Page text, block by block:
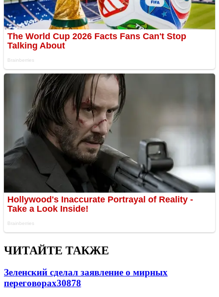
ЧИТАЙТЕ ТАКЖЕ
Зеленский сделал заявление о мирных
переговорах30878